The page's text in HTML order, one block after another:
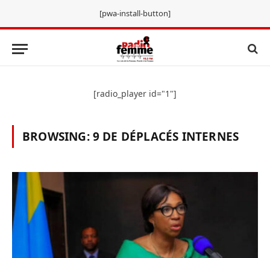
[pwa-install-button]
[radio_player id="1"]
BROWSING:9 DE DÉPLACÉS INTERNES